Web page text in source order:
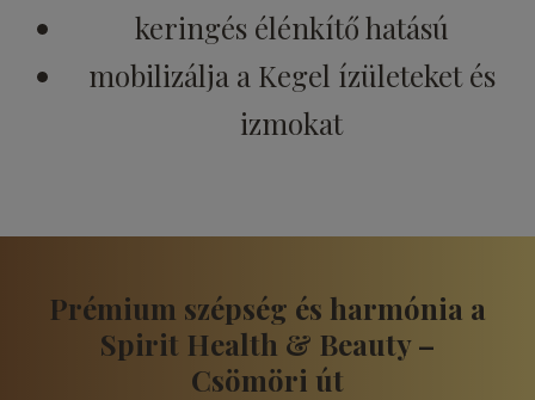
keringés élénkítő hatású
mobilizálja a Kegel ízületeket és
izmokat
Prémium szépség és harmónia a
Spirit Health & Beauty –
Csömöri út